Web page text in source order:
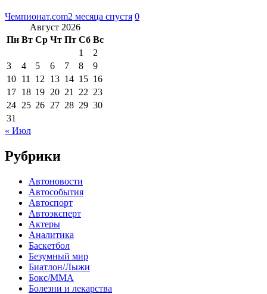
Чемпионат.com2 месяца спустя 0
Август 2026
Пн Вт Ср Чт Пт Сб Вс
1
2
3
4 5 6 7 8
9
10 11 12 13 14 15 16
17 18 19 20 21 22 23
24 25 26 27 28 29 30
31
« Июл
Рубрики
Автоновости
Автособытия
Автоспорт
Автоэксперт
Актеры
Аналитика
Баскетбол
Безумный мир
Биатлон/Лыжи
Бокс/MMA
Болезни и лекарства